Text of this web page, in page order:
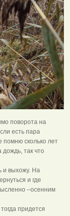
поворота на
есть пара
помню сколько лет
так что
и выхожу. На
и где
–осенним
придется